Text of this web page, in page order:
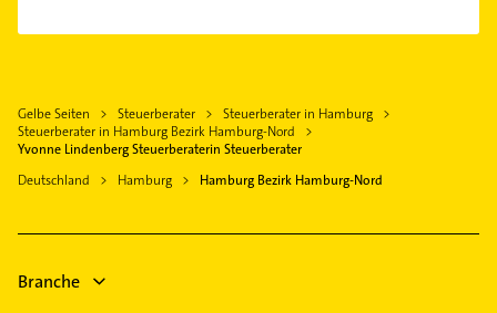
Hamburg-Altstadt
Oststeinbek
Glinde Kreis Stormarn
Rellingen
Pinneberg
Maler
Gartenbau & Landschaftsbau
Rechtsanwalt
Krankengymnastik
Gelbe Seiten Steuerberater
Steuerberater in Hamburg
Steuerberater in Hamburg Bezirk Hamburg-Nord
Yvonne Lindenberg Steuerberaterin Steuerberater
Deutschland
Hamburg Hamburg Bezirk Hamburg-Nord
Branche